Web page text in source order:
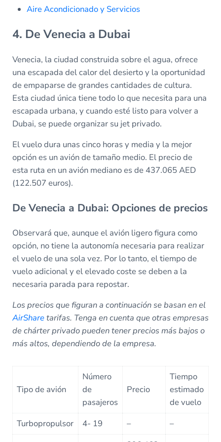
Aire Acondicionado y Servicios
4. De Venecia a Dubai
Venecia, la ciudad construida sobre el agua, ofrece
una escapada del calor del desierto y la oportunidad
de empaparse de grandes cantidades de cultura.
Esta ciudad única tiene todo lo que necesita para una
escapada urbana, y cuando esté listo para volver a
Dubai, se puede organizar su jet privado.
El vuelo dura unas cinco horas y media y la mejor
opción es un avión de tamaño medio. El precio de
esta ruta en un avión mediano es de 437.065 AED
(122.507 euros).
De Venecia a Dubai: Opciones de precios
Observará que, aunque el avión ligero figura como
opción, no tiene la autonomía necesaria para realizar
el vuelo de una sola vez. Por lo tanto, el tiempo de
vuelo adicional y el elevado coste se deben a la
necesaria parada para repostar.
Los precios que figuran a continuación se basan en el
AirSharetarifas. Tenga en cuenta que otras empresas
de chárter privado pueden tener precios más bajos o
más altos, dependiendo de la empresa.
Tipo de avión
Número
de
pasajeros
Precio
Tiempo
estimado
de vuelo
Turbopropulsor
4- 19 –
–